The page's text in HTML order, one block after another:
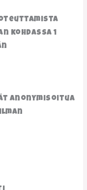
kohdassa 1
anonymisoitua